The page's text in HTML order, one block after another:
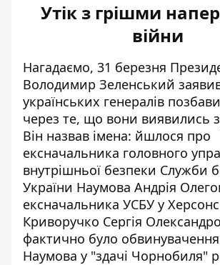
Утік з грішми
війни
Нагадаємо, 31 березня
Володимир Зеленський
українських генералів
через те, що вони виявились
Він назвав імена: йшлося про
ексначальника головного
внутрішньої безпеки Служби
України Наумова Андрія
ексначальника УСБУ у
Криворучко Сергія
фактично було
Наумова у "здачі Чорнобиля"